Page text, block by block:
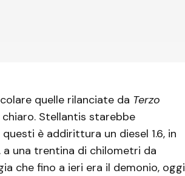
quelle rilanciate da Terzo
Stellantis starebbe
questi è addirittura un diesel 1.6, in
una trentina di chilometri da
che fino a ieri era il demonio, oggi